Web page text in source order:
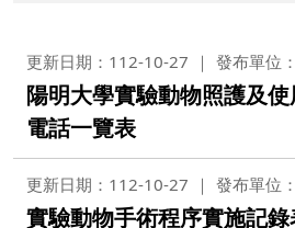
更新日期：112-10-27 發布單位
陽明大學實驗動物照護及
電話一覽表
更新日期：112-10-27 發布單位
實驗動物手術程序實施記